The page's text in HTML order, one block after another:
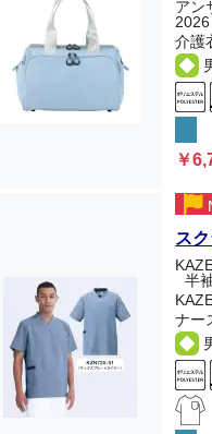
アン
2026
介護
￥
ス
半
ナー